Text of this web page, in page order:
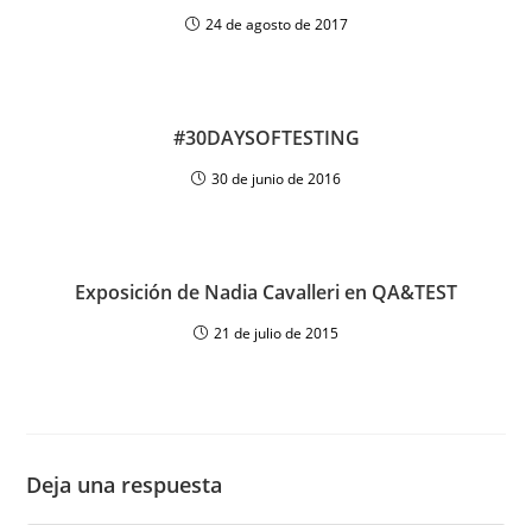
24 de agosto de 2017
#30DAYSOFTESTING
30 de junio de 2016
Exposición de Nadia Cavalleri en QA&TEST
21 de julio de 2015
Deja una respuesta